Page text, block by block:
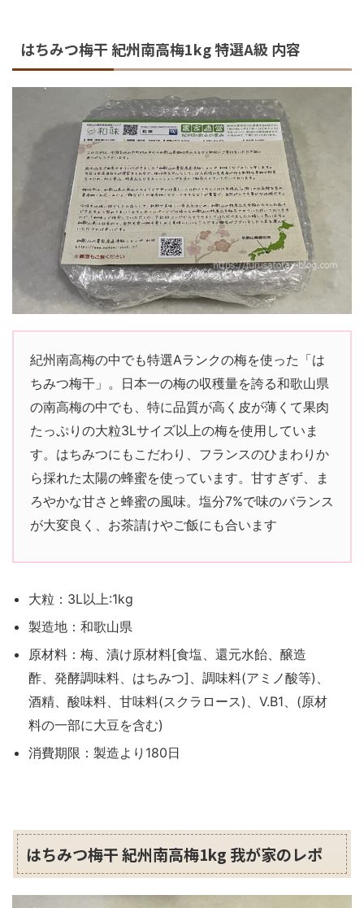
はちみつ梅干 紀州南高梅1kg 特選A級 内容
紀州南高梅の中でも特選Aランクの梅を使った「は
ちみつ梅干」。日本一の梅の収穫量を誇る和歌山県
の南高梅の中でも、特に品質が高く皮が薄くて果肉
たっぷりの大粒3Lサイズ以上の梅を使用していま
す。はちみつにもこだわり、フランスのひまわりか
ら採れた太陽の蜂蜜を使っています。甘すぎず、ま
ろやかな甘さと蜂蜜の風味。塩分7%で味のバランス
が大変良く、お茶請けやご飯にも合います
大粒：3L以上:1kg
製造地：和歌山県
原材料：梅、漬け原材料[食塩、還元水飴、醸造
酢、発酵調味料、はちみつ]、調味料(アミノ酸等)、
酒精、酸味料、甘味料(スクラロース)、V.B1、(原材
料の一部に大豆を含む)
消費期限：製造より180日
はちみつ梅干 紀州南高梅1kg 我が家のレポ